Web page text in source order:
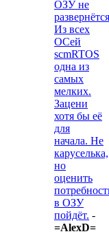
ОЗУ не
Из всех
ОСей
scmRTOS
одна из
самых
мелких.
Зацени
хотя бы её
для
начала. Не
каруселька,
но
оценить
в ОЗУ
пойдёт. -
=AlexD=